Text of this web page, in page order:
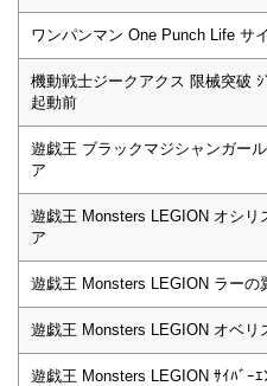
ワンパンマン One Punch Life サ
機動戦士ジークアクス 限械突破
起動前
遊戯王 ブラックマジシャンガー
ア
遊戯王 Monsters LEGION オシリ
ア
遊戯王 Monsters LEGION ラーの
遊戯王 Monsters LEGION オベリ
遊戯王 Monsters LEGION ｻｲﾊﾞｰｴ